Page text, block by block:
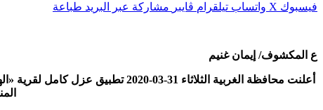
فيسبوك ‫X واتساب تيلقرام ڤايبر مشاركة عبر البريد طباعة
ع المكشوف/ إيمان غنيم
المنزلي،